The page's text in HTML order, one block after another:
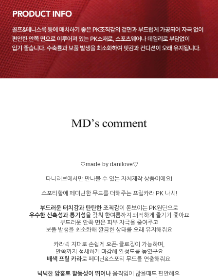
♡made by danilove♡
다니러브에서만 만나볼 수 있는 자체제작 상품이에요!
스포티함에 페미닌한 무드를 더해주는 프릴카라 PK 나시!
부드러운 터치감과 탄탄한 조직감이 돋보이는 PK원단으로
우수한 신축성과 통기성을 갖춰 한여름까지 쾌적하게 즐기기 좋아요
부드러운 안쪽 면은 피부 자극을 줄여주고
보풀 발생을 최소화해 깔끔한 상태를 오래 유지해줘요
카라넥 지퍼로 손쉽게 오픈·클로징이 가능하며,
안쪽까지 섬세하게 마감해 완성도를 높였구요
배색 프릴 카라로 페미닌&스포티 무드를 연출해줘요
넉넉한 암홀로 활동성이 뛰어나 움직임이 많을때도 편안해요